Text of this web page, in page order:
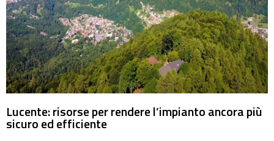
Lucente: risorse per rendere l’impianto ancora più
sicuro ed efficiente